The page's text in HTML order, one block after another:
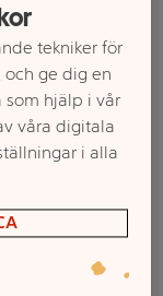
tekniker för
ge dig en
som hjälp i vår
våra digitala
i alla